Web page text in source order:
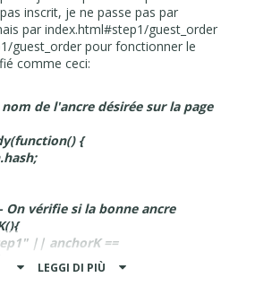
inscrit, je ne passe pas par
par index.html#step1/guest_order
guest_order pour fonctionner le
comme ceci:
de l'ancre désirée sur la page
{
On vérifie si la bonne ancre
|| anchorK ==
On vide le champ pour MONDIAL
LEGGI DI PIÙ